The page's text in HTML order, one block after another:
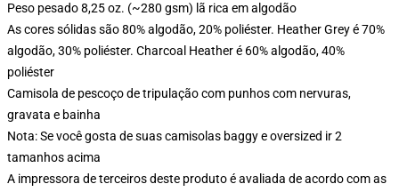
Peso pesado 8,25 oz. (~280 gsm) lã rica em algodão
As cores sólidas são 80% algodão, 20% poliéster. Heather Grey é 70%
algodão, 30% poliéster. Charcoal Heather é 60% algodão, 40%
poliéster
Camisola de pescoço de tripulação com punhos com nervuras,
gravata e bainha
Nota: Se você gosta de suas camisolas baggy e oversized ir 2
tamanhos acima
A impressora de terceiros deste produto é avaliada de acordo com as